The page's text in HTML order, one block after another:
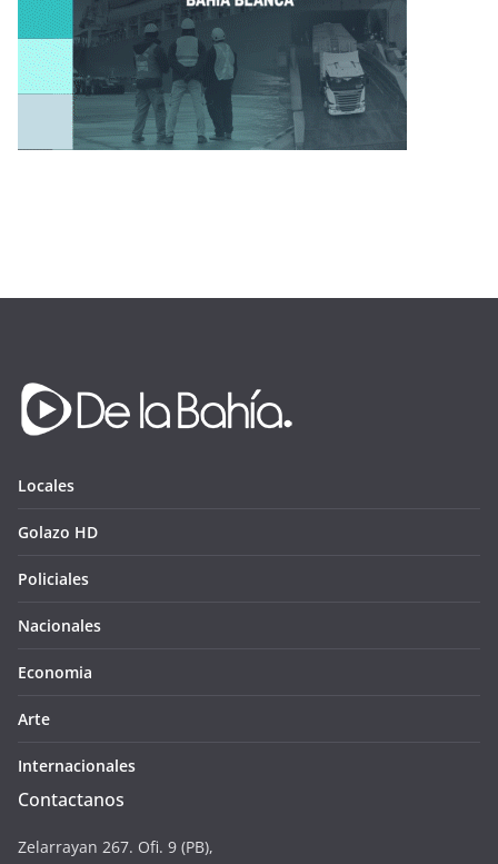
Locales
Golazo HD
Policiales
Nacionales
Economia
Arte
Internacionales
Contactanos
Zelarrayan 267. Ofi. 9 (PB),